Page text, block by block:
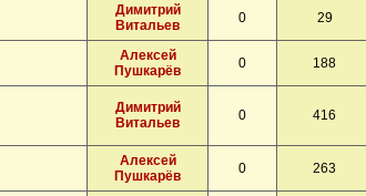
Димитрий
Витальев
0 29
Алексей
Пушкарёв
0 188
Димитрий
Витальев
0 416
Алексей
Пушкарёв
0 263